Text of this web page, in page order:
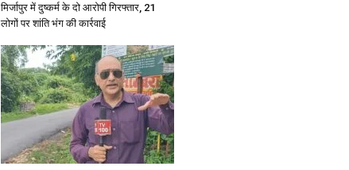
Hindi
मिर्जापुर में दुष्कर्म के दो आरोपी गिरफ्तार, 21
लोगों पर शांति भंग की कार्रवाई